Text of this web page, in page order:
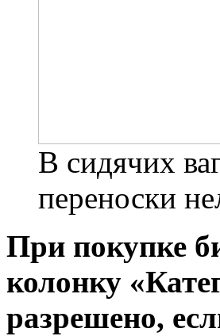
В сидячих
переноски
При покупке
колонку
разрешено,